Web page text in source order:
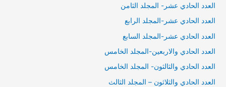
العدد الحادي عشر- المجلد الثامن
العدد الحادي عشر-المجلد الرابع
العدد الحادي عشر-المجلد السابع
العدد الحادي والاربعين-المجلد الخامس
العدد الحادي والثالثون- المجلد الخامس
العدد الحادي والثلاثون – المجلد الثالث